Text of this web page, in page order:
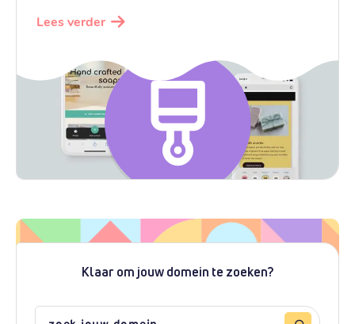
Lees verder
Klaar om jouw domein te zoeken?